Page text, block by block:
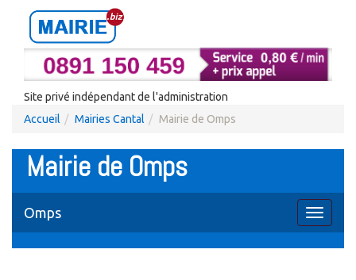
Site privé indépendant de l'administration
Accueil
Mairies Cantal Mairie de Omps
Mairie de Omps
Toggle
Omps